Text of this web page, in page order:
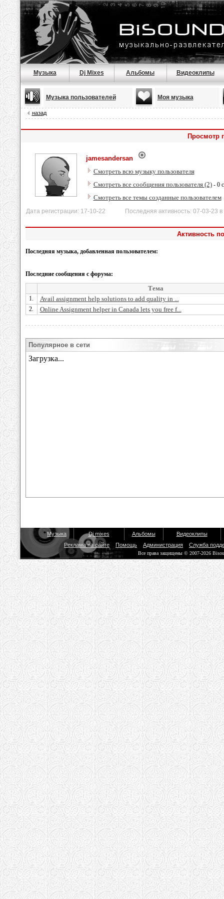
Музыка Dj Mixes Альбомы Видеоклипы
Музыка пользователей Моя музыка
назад
Просмотр
jamesandersan
Смотреть всю музыку пользователя
Смотреть все сообщения пользователя (2)- 0
Смотреть все темы созданные пользователем
Дата регистрации: 17-10-22 Последняя активность: 07-03-23 в
Активность
Последняя музыка, добавленная пользователем:
Последние сообщения с форума:
Тема
1. Avail assignment help solutions to add quality in ...
2. Online Assignment helper in Canada lets you free f...
Популярное в сети
Музыка Dj mixes Альбомы
Видеоклипы
Реклама на сайте
Помощь Администрация Служба
Все права защищены © 2007-2026